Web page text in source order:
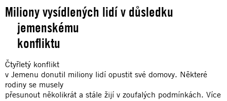
Miliony vysídlených lidí v důsledku
jemenskému
konfliktu
Čtyřletý konflikt
v Jemenu donutil miliony lidí opustit své domovy. Některé
rodiny se musely
přesunout několikrát a stále žijí v zoufalých podmínkách. Více